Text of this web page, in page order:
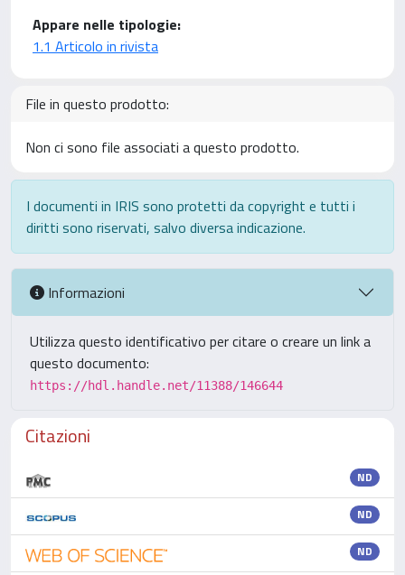
Appare nelle tipologie:
1.1 Articolo in rivista
File in questo prodotto:
Non ci sono file associati a questo prodotto.
I documenti in IRIS sono protetti da copyright e tutti i
diritti sono riservati, salvo diversa indicazione.
Informazioni
Utilizza questo identificativo per citare o creare un link a
questo documento:
https://hdl.handle.net/11388/146644
Citazioni
ND
ND
ND